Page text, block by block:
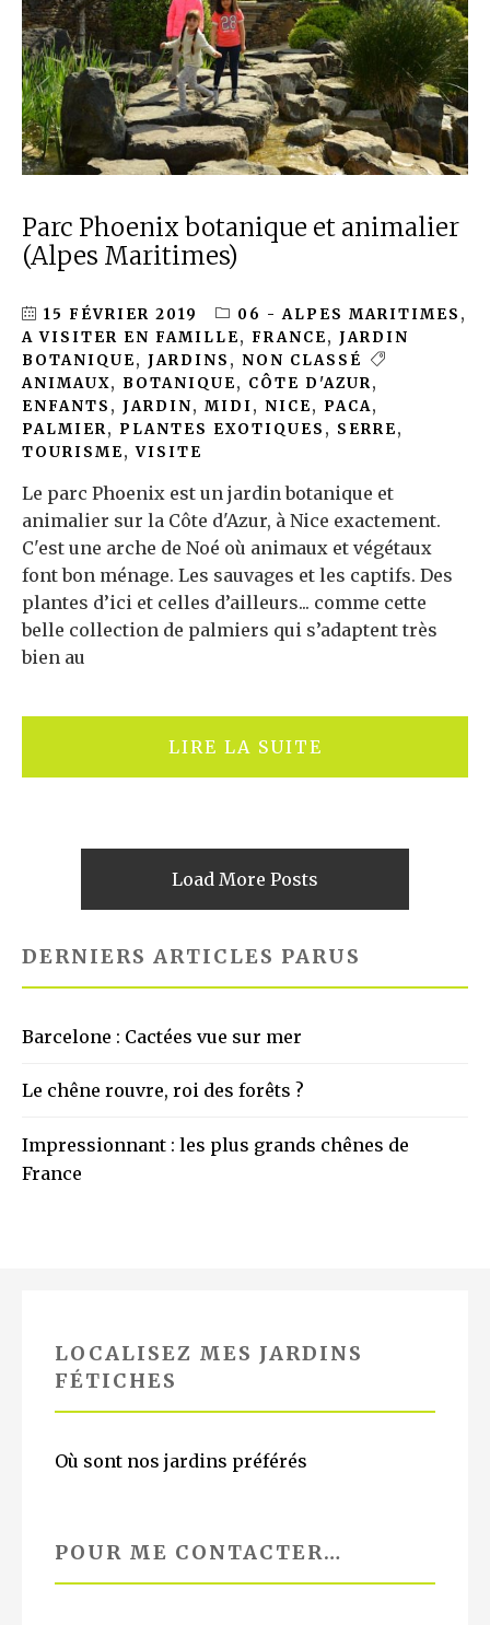
Parc Phoenix botanique et animalier
(Alpes Maritimes)
15 FÉVRIER 2019 06 - ALPES MARITIMES ,
A VISITER EN FAMILLE, FRANCE, JARDIN
BOTANIQUE, JARDINS , NON CLASSÉ
ANIMAUX, BOTANIQUE, CÔTE D'AZUR,
ENFANTS , JARDIN, MIDI, NICE, PACA,
PALMIER, PLANTES EXOTIQUES , SERRE,
TOURISME,VISITE
Le parc Phoenix est un jardin botanique et
animalier sur la Côte d'Azur, à Nice exactement.
C'est une arche de Noé où animaux et végétaux
font bon ménage. Les sauvages et les captifs. Des
plantes d’ici et celles d’ailleurs... comme cette
belle collection de palmiers qui s’adaptent très
bien au
LIRE LA SUITE
Load More Posts
DERNIERS ARTICLES PARUS
Barcelone : Cactées vue sur mer
Le chêne rouvre, roi des forêts ?
Impressionnant : les plus grands chênes de
France
LOCALISEZ MES JARDINS
FÉTICHES
Où sont nos jardins préférés
POUR ME CONTACTER…